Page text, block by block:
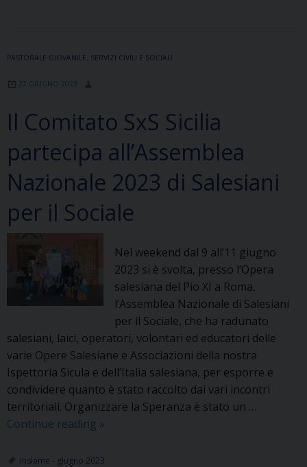
proposta
in
Sicilia
PASTORALE GIOVANILE SERVIZI CIVILI E SOCIALI
27 GIUGNO 2023
Il Comitato SxS Sicilia
partecipa all’Assemblea
Nazionale 2023 di Salesiani
per il Sociale
Nel weekend dal 9 all’11 giugno
2023 si è svolta, presso l’Opera
salesiana del Pio XI a Roma,
l’Assemblea Nazionale di Salesiani
per il Sociale, che ha radunato
salesiani, laici, operatori, volontari ed educatori delle
varie Opere Salesiane e Associazioni della nostra
Ispettoria Sicula e dell’Italia salesiana, per esporre e
condividere quanto è stato raccolto dai vari incontri
territoriali. Organizzare la Speranza è stato un …
Continue reading Il
SxS
»
Insieme - giugno 2023